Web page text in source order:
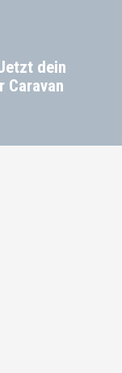
dein
Caravan